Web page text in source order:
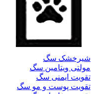
شیرخشک سگ
مولتی ویتامین سگ
تقویت ایمنی سگ
تقویت پوست و مو سگ